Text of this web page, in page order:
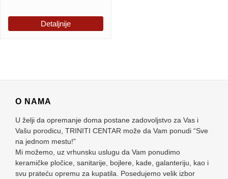
Detaljnije
O NAMA
U želji da opremanje doma postane zadovoljstvo za Vas i
Vašu porodicu, TRINITI CENTAR može da Vam ponudi “Sve
na jednom mestu!”
Mi možemo, uz vrhunsku uslugu da Vam ponudimo
keramičke pločice, sanitarije, bojlere, kade, galanteriju, kao i
svu prateću opremu za kupatila. Posedujemo velik izbor